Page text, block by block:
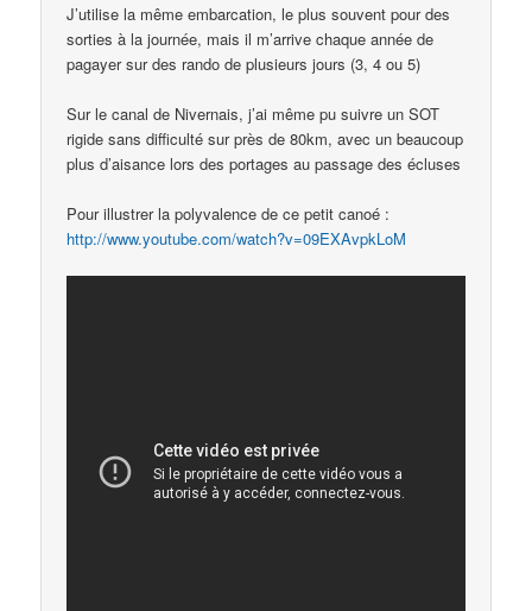
J’utilise la même embarcation, le plus souvent pour des
sorties à la journée, mais il m’arrive chaque année de
pagayer sur des rando de plusieurs jours (3, 4 ou 5)
Sur le canal de Nivernais, j’ai même pu suivre un SOT
rigide sans difficulté sur près de 80km, avec un beaucoup
plus d’aisance lors des portages au passage des écluses
Pour illustrer la polyvalence de ce petit canoé :
http://www.youtube.com/watch?v=09EXAvpkLoM